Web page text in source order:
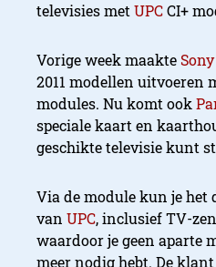
televisies metUPCCI+
Vorige week maakte
2011 modellen uitvoeren
modules. Nu komt ook
speciale kaart en
geschikte televisie kunt
Via de module kun je het
van UPC, inclusief TV-
waardoor je geen aparte
meer nodig hebt. De